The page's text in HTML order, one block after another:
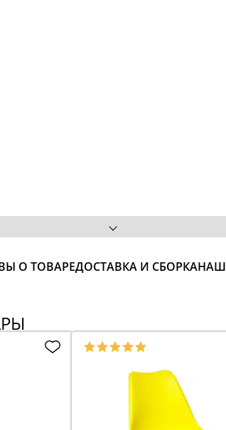
О ТОВАРЕДОСТАВКА И СБОРКА